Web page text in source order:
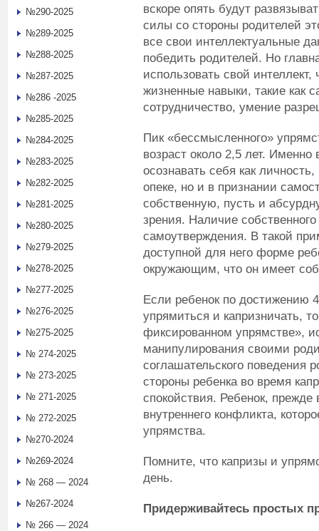
вскоре опять будут
силы со стороны родителей
все свои интеллектуальные
победить родителей. Но
использовать свой
жизненные навыки, такие как
сотрудничество, умение
Пик «бессмысленного»
возраст около 2,5 лет.
осознавать себя как
опеке, но и в признании
собственную, пусть и
зрения. Наличие
самоутверждения. В такой
доступной для него форме
окружающим, что он имеет
Если ребенок по достижению
упрямиться и капризничать,
фиксированном упрямстве»,
манипулирования своими
соглашательского
стороны ребенка во время
спокойствия. Ребенок, прежде
внутреннего конфликта,
упрямства.
Помните, что капризы и
день.
Придерживайтесь простых
№290-2025
№289-2025
№288-2025
№287-2025
№286 -2025
№285-2025
№284-2025
№283-2025
№282-2025
№281-2025
№280-2025
№279-2025
№278-2025
№277-2025
№276-2025
№275-2025
№ 274-2025
№ 273-2025
№ 271-2025
№ 272-2025
№270-2024
№269-2024
№ 268 — 2024
№267-2024
№ 266 — 2024